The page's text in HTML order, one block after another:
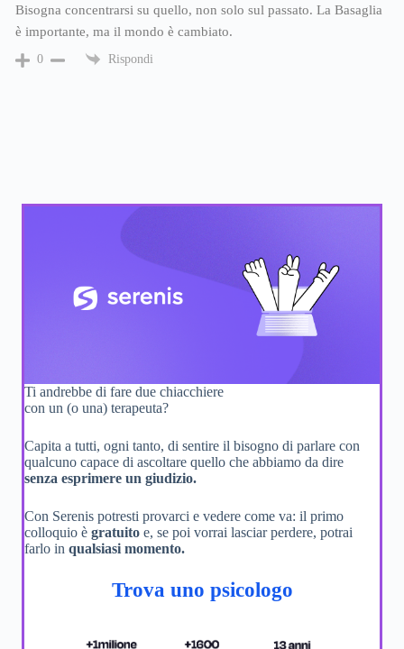
Bisogna concentrarsi su quello, non solo sul passato. La Basaglia
è importante, ma il mondo è cambiato.
0 Rispondi
Ti andrebbe di fare due chiacchiere
con un (o una) terapeuta?
Capita a tutti, ogni tanto, di sentire il bisogno di parlare con
qualcuno capace di ascoltare quello che abbiamo da dire
senza esprimere un giudizio.
Con Serenis potresti provarci e vedere come va: il primo
colloquio è gratuito e, se poi vorrai lasciar perdere, potrai
farlo in qualsiasi momento.
Trova uno psicologo